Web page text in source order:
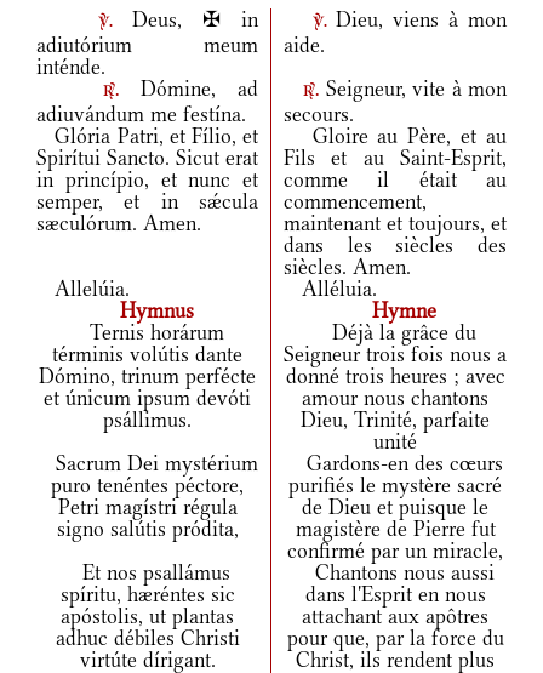
v.Deus, ✠ in
adiutórium meum
inténde.
v.Dieu, viens à mon
aide.
r.Dómine, ad
adiuvándum me festína.
r. Seigneur, vite à mon
secours.
Glória Patri, et Fílio, et
Spirítui Sancto. Sicut erat
in princípio, et nunc et
semper, et in sǽcula
sæculórum. Amen.
Gloire au Père, et au
Fils et au Saint-Esprit,
comme il était au
commencement,
maintenant et toujours, et
dans les siècles des
siècles. Amen.
Allelúia.
Alléluia.
Hymnus
Hymne
Ternis horárum
términis volútis dante
Dómino, trinum perfécte
et únicum ipsum devóti
psállimus.
Déjà la grâce du
Seigneur trois fois nous a
donné trois heures ; avec
amour nous chantons
Dieu, Trinité, parfaite
unité
Sacrum Dei mystérium
puro tenéntes péctore,
Petri magístri régula
signo salútis pródita,
Gardons-en des cœurs
purifiés le mystère sacré
de Dieu et puisque le
magistère de Pierre fut
confirmé par un miracle,
Et nos psallámus
spíritu, hæréntes sic
apóstolis, ut plantas
adhuc débiles Christi
virtúte dírigant.
Chantons nous aussi
dans l'Esprit en nous
attachant aux apôtres
pour que, par la force du
Christ, ils rendent plus